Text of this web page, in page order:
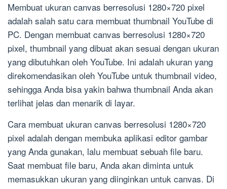
Membuat ukuran canvas berresolusi 1280×720 pixel
adalah salah satu cara membuat thumbnail YouTube di
PC. Dengan membuat canvas berresolusi 1280×720
pixel, thumbnail yang dibuat akan sesuai dengan ukuran
yang dibutuhkan oleh YouTube. Ini adalah ukuran yang
direkomendasikan oleh YouTube untuk thumbnail video,
sehingga Anda bisa yakin bahwa thumbnail Anda akan
terlihat jelas dan menarik di layar.
Cara membuat ukuran canvas berresolusi 1280×720
pixel adalah dengan membuka aplikasi editor gambar
yang Anda gunakan, lalu membuat sebuah file baru.
Saat membuat file baru, Anda akan diminta untuk
memasukkan ukuran yang diinginkan untuk canvas. Di